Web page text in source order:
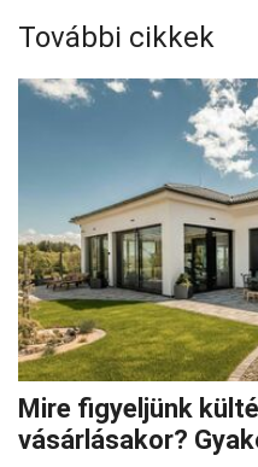
További cikkek
Mire figyeljünk
vásárlásakor?